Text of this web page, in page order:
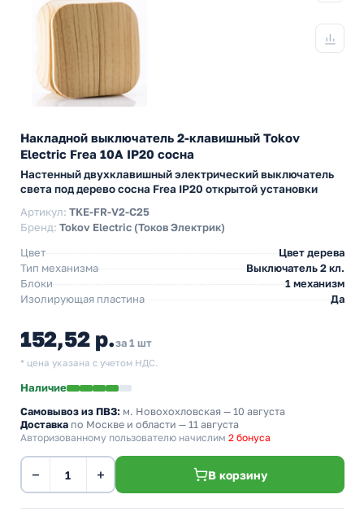
Накладной выключатель 2-клавишный Tokov
Electric Frea 10А IP20 сосна
Настенный двухклавишный электрический выключатель
света под дерево сосна Frea IP20 открытой установки
Артикул: TKE-FR-V2-C25
Бренд: Tokov Electric (Токов Электрик)
Цвет
Цвет дерева
Тип механизма
Выключатель 2 кл.
Блоки
1 механизм
Изолирующая пластина
Да
152,52 р.за 1 шт
* цена указана с учетом НДС.
Наличие
Самовывоз из ПВЗ: м. Новохохловская — 10 августа
Доставка по Москве и области — 11 августа
Авторизованному пользователю начислим 2 бонуса
− + В корзину